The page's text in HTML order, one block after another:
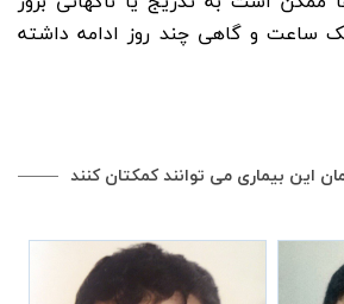
ساعت و گاهی چند روز ادامه داشته
این بیماری می توانند کمکتان کنند